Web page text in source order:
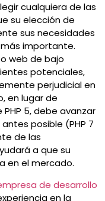
cualquiera de las
su elección de
sus necesidades
importante.
web de bajo
potenciales,
perjudicial en
en lugar de
5, debe avanzar
posible (PHP 7
de las
a que su
en el mercado.
de desarrollo
en la